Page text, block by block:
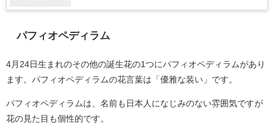
パフィオペディラム
4月24日生まれのその他の誕生花の1つにパフィオペディラムがあり
ます。パフィオペディラムの花言葉は「優雅な装い」です。
パフィオペディラムは、名前も日本人になじみのない雰囲気ですが
花の見た目も個性的です。